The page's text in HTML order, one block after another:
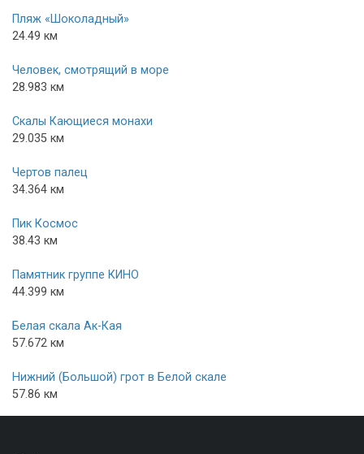
Пляж «Шоколадный»
24.49 км
Человек, смотрящий в море
28.983 км
Скалы Кающиеся монахи
29.035 км
Чертов палец
34.364 км
Пик Космос
38.43 км
Памятник группе КИНО
44.399 км
Белая скала Ак-Кая
57.672 км
Нижний (Большой) грот в Белой скале
57.86 км